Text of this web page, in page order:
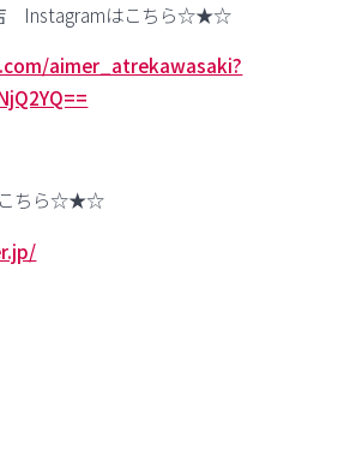
Instagramはこちら☆★☆
aimer_atrekawasaki?
ちら☆★☆